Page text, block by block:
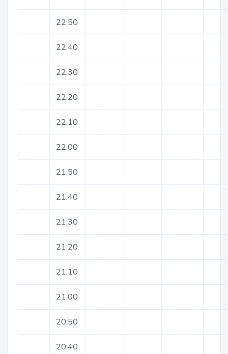
22:50
22:40
22:30
22:20
22:10
22:00
21:50
21:40
21:30
21:20
21:10
21:00
20:50
20:40